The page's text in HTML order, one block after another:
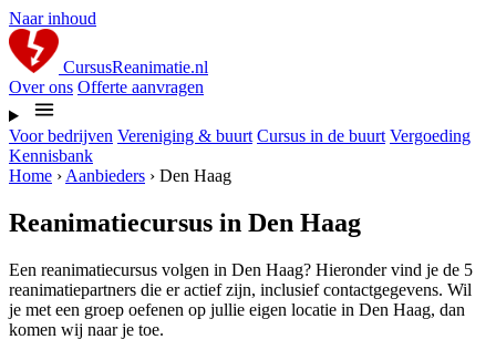
Naar inhoud
CursusReanimatie.nl
Over ons Offerte aanvragen
Voor bedrijven Vereniging & buurt Cursus in de buurt Vergoeding
Kennisbank
Home › Aanbieders › Den Haag
Reanimatiecursus in Den Haag
Een reanimatiecursus volgen in Den Haag? Hieronder vind je de 5
reanimatiepartners die er actief zijn, inclusief contactgegevens. Wil
je met een groep oefenen op jullie eigen locatie in Den Haag, dan
komen wij naar je toe.